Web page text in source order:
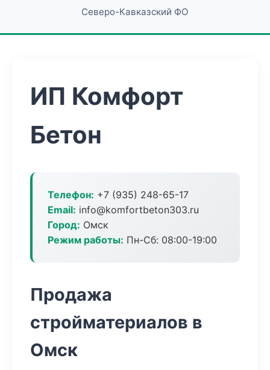
Северо-Кавказский ФО
ИП Комфорт
Бетон
Телефон: +7 (935) 248-65-17
Email: info@komfortbeton303.ru
Город: Омск
Режим работы: Пн-Сб: 08:00-19:00
Продажа
стройматериалов в
Омск